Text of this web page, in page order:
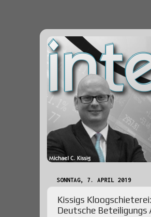
SONNTAG, 7. APRIL 2019
Kissigs
Deutsche Beteiligungs